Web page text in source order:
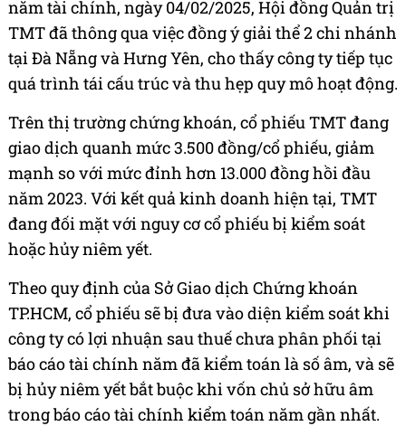
năm tài chính, ngày 04/02/2025, Hội đồng Quản trị
TMT đã thông qua việc đồng ý giải thể 2 chi nhánh
tại Đà Nẵng và Hưng Yên, cho thấy công ty tiếp tục
quá trình tái cấu trúc và thu hẹp quy mô hoạt động.
Trên thị trường chứng khoán, cổ phiếu TMT đang
giao dịch quanh mức 3.500 đồng/cổ phiếu, giảm
mạnh so với mức đỉnh hơn 13.000 đồng hồi đầu
năm 2023. Với kết quả kinh doanh hiện tại, TMT
đang đối mặt với nguy cơ cổ phiếu bị kiểm soát
hoặc hủy niêm yết.
Theo quy định của Sở Giao dịch Chứng khoán
TP.HCM, cổ phiếu sẽ bị đưa vào diện kiểm soát khi
công ty có lợi nhuận sau thuế chưa phân phối tại
báo cáo tài chính năm đã kiểm toán là số âm, và sẽ
bị hủy niêm yết bắt buộc khi vốn chủ sở hữu âm
trong báo cáo tài chính kiểm toán năm gần nhất.